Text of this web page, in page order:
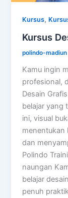
Kursus,
Kursus
polindo-madiun
Kamu ingin
profesional,
Desain
belajar yang
ini, visual
menentukan
dan
Polindo
naungan
belajar
penuh